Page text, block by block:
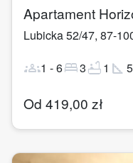
Apartament
Lubicka 52/47, 87-
groups1 -6bed3bathtub1 square_foot
Od 419,00 zł